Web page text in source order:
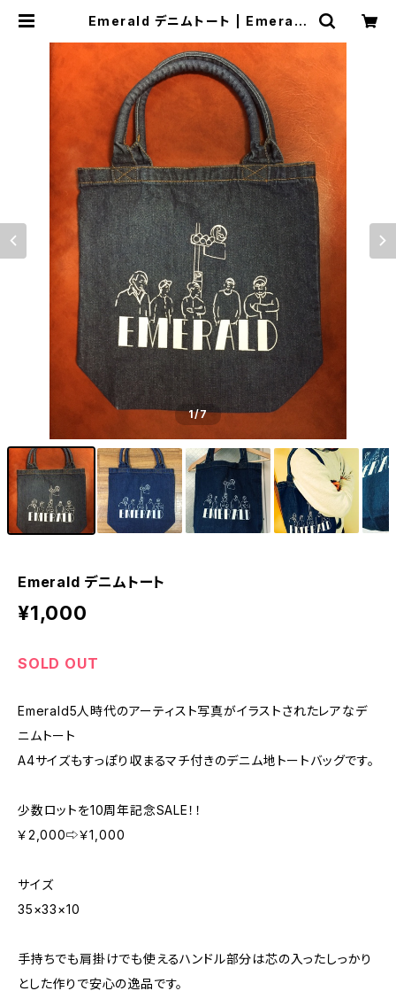
Emerald デニムトート | Emerald
1/7
Emerald デニムトート
¥1,000
SOLD OUT
Emerald5人時代のアーティスト写真がイラストされたレアなデ
ニムトート
A4サイズもすっぽり収まるマチ付きのデニム地トートバッグです。
少数ロットを10周年記念SALE！！
￥2,000⇨￥1,000
サイズ
35×33×10
手持ちでも肩掛けでも使えるハンドル部分は芯の入ったしっかり
とした作りで安心の逸品です。